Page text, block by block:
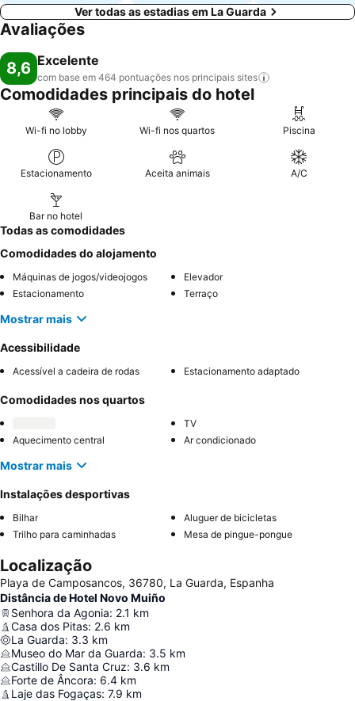
Ver todas as estadias em La Guarda
Avaliações
8,6 Excelente
com base em 464 pontuações nos principais sites
Comodidades principais do hotel
Wi-fi no lobby Wi-fi nos quartos Piscina
Estacionamento Aceita animais A/C
Bar no hotel
Todas as comodidades
Comodidades do alojamento
Máquinas de jogos/videojogos
Elevador
Estacionamento
Terraço
Mostrar mais
Acessibilidade
Acessível a cadeira de rodas Estacionamento adaptado
Comodidades nos quartos
TV
Aquecimento central
Ar condicionado
Mostrar mais
Instalações desportivas
Bilhar
Aluguer de bicicletas
Trilho para caminhadas
Mesa de pingue-pongue
Localização
Playa de Camposancos, 36780, La Guarda, Espanha
Distância de Hotel Novo Muiño
Senhora da Agonia: 2.1 km
Casa dos Pitas: 2.6 km
La Guarda: 3.3 km
Museo do Mar da Guarda: 3.5 km
Castillo De Santa Cruz: 3.6 km
Forte de Âncora: 6.4 km
Laje das Fogaças: 7.9 km